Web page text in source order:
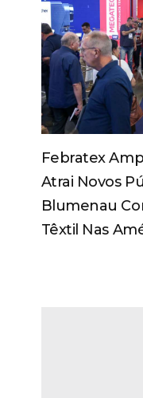
Febratex
Atrai Novos
Blumenau
Têxtil Nas